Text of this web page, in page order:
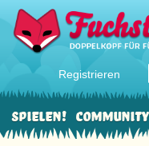
Registrieren
Community
Spielen!